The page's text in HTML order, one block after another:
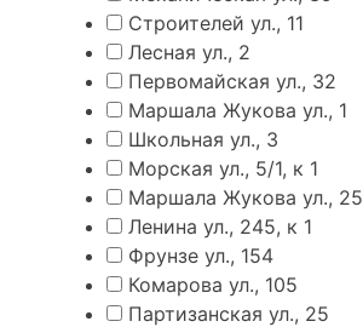
Строителей ул., 11
Лесная ул., 2
Первомайская ул., 32
Маршала Жукова ул., 1
Школьная ул., 3
Морская ул., 5/1, к 1
Маршала Жукова ул., 25
Ленина ул., 245, к 1
Фрунзе ул., 154
Комарова ул., 105
Партизанская ул., 25